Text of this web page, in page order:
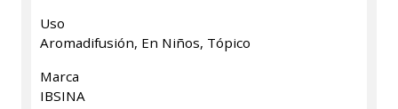
Uso
Aromadifusión, En Niños, Tópico
Marca
IBSINA